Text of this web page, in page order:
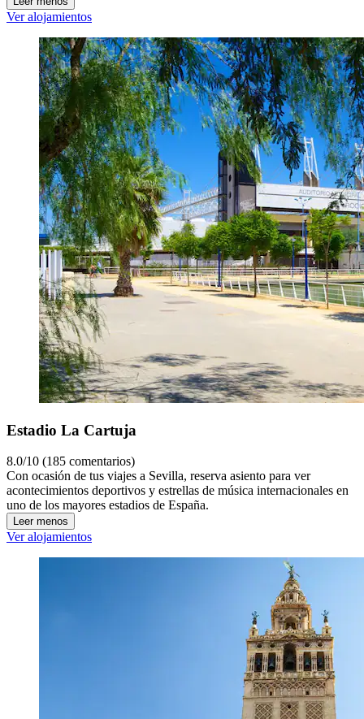
Ver alojamientos
Estadio La Cartuja
8.0/10 (185 comentarios)
Con ocasión de tus viajes a Sevilla, reserva asiento para ver
acontecimientos deportivos y estrellas de música internacionales en
uno de los mayores estadios de España.
Leer menos
Ver alojamientos